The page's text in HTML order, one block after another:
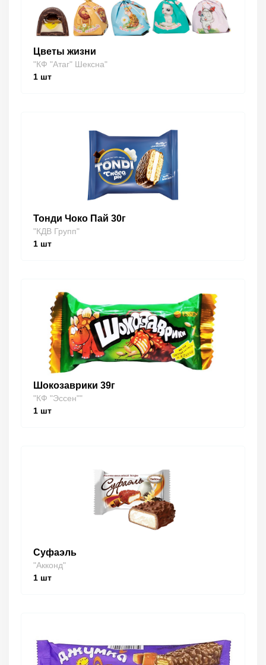
Цветы жизни
"КФ "Атаг" Шексна"
1 шт
Тонди Чоко Пай 30г
"КДВ Групп"
1 шт
Шокозаврики 39г
"КФ "Эссен""
1 шт
Суфаэль
"Акконд"
1 шт